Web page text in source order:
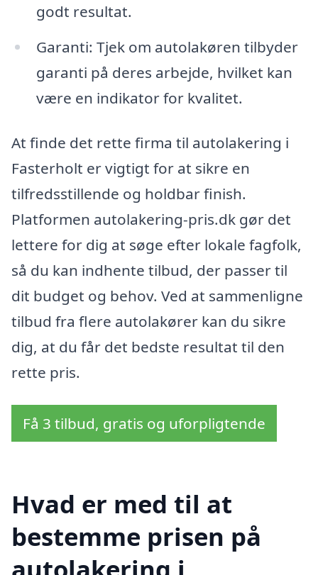
godt resultat.
Garanti: Tjek om autolakøren tilbyder
garanti på deres arbejde, hvilket kan
være en indikator for kvalitet.
At finde det rette firma til autolakering i
Fasterholt er vigtigt for at sikre en
tilfredsstillende og holdbar finish.
Platformen autolakering-pris.dk gør det
lettere for dig at søge efter lokale fagfolk,
så du kan indhente tilbud, der passer til
dit budget og behov. Ved at sammenligne
tilbud fra flere autolakører kan du sikre
dig, at du får det bedste resultat til den
rette pris.
Få 3 tilbud, gratis og uforpligtende
Hvad er med til at
bestemme prisen på